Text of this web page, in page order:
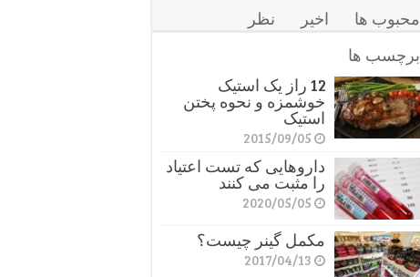
محبوب ها اخیر
نظر
برچسب ها
12 راز یک استیک
خوشمزه و نحوه پختن
استیک
2015/09/05
داروهایی که تست اعتیاد
را مثبت می کنند
2020/05/05
مکمل گینر چیست؟
2017/04/13